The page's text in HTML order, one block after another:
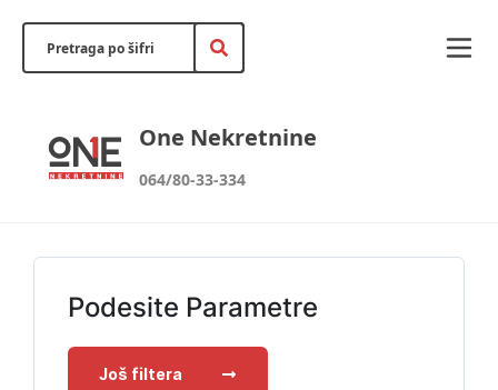
One Nekretnine
064/80-33-334
Podesite Parametre
Još filtera